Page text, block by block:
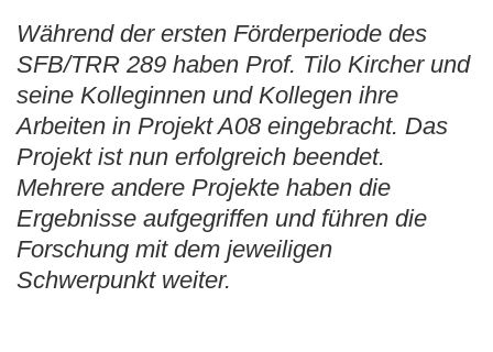
Während der ersten Förderperiode des
SFB/TRR 289 haben Prof. Tilo Kircher und
seine Kolleginnen und Kollegen ihre
Arbeiten in Projekt A08 eingebracht. Das
Projekt ist nun erfolgreich beendet.
Mehrere andere Projekte haben die
Ergebnisse aufgegriffen und führen die
Forschung mit dem jeweiligen
Schwerpunkt weiter.